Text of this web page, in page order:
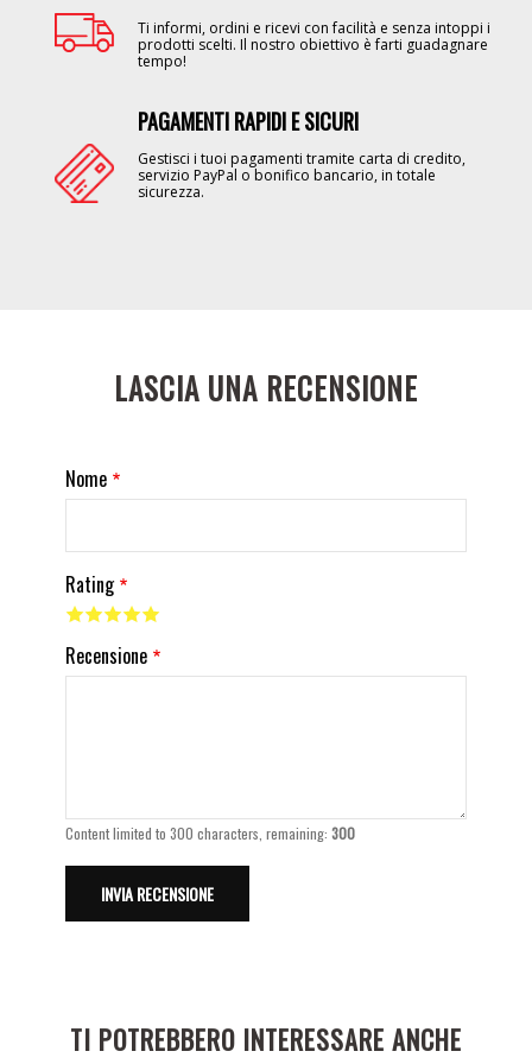
Ti informi, ordini e ricevi con facilità e senza intoppi i
prodotti scelti. Il nostro obiettivo è farti guadagnare
tempo!
PAGAMENTI RAPIDI E SICURI
Gestisci i tuoi pagamenti tramite carta di credito,
servizio PayPal o bonifico bancario, in totale
sicurezza.
LASCIA UNA RECENSIONE
Nome
Rating
Recensione
Content limited to 300 characters, remaining:300
TI POTREBBERO INTERESSARE ANCHE